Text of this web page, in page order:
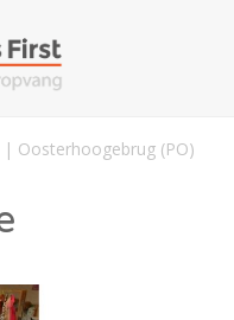
Oosterhoogebrug (PO)